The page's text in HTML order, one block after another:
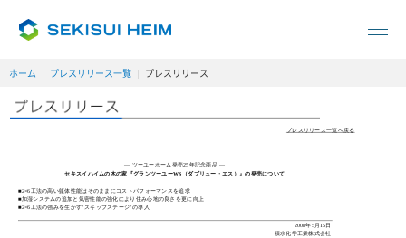
ホーム プレスリリース一覧 プレスリリース
プレスリリース一覧へ戻る
— ツーユーホーム発売25年記念商品 —
セキスイハイムの木の家『グランツーユーWS（ダブリュー・エス）』の発売について
■2×6工法の高い躯体性能はそのままにコストパフォーマンスを追求
■加湿システムの追加と気密性能の強化により住み心地の良さを更に向上
■2×6工法の強みを生かす"スキップステージ"の導入
2008年5月15日
積水化学工業株式会社